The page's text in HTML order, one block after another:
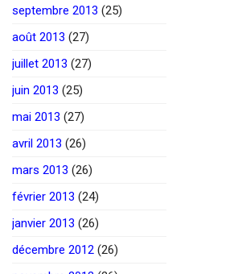
septembre 2013 (25)
août 2013 (27)
juillet 2013 (27)
juin 2013 (25)
mai 2013 (27)
avril 2013 (26)
mars 2013 (26)
février 2013 (24)
janvier 2013 (26)
décembre 2012 (26)